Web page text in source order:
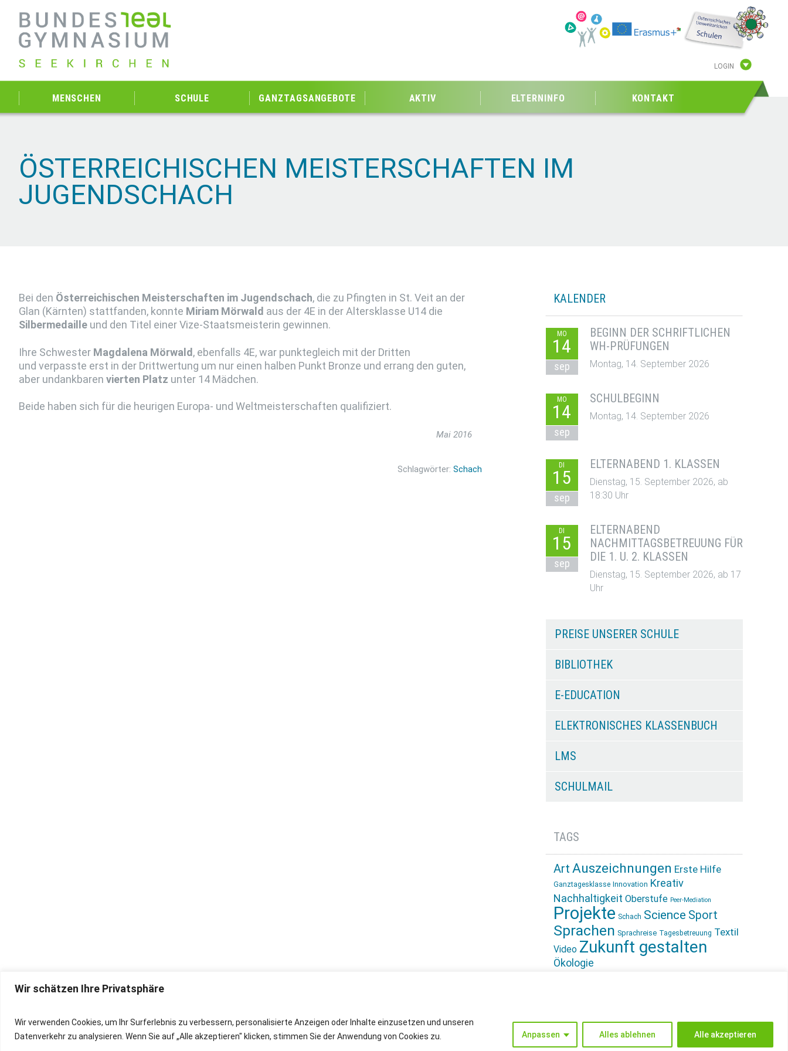
Wir schätzen Ihre Privatsphäre
Wir verwenden Cookies, um Ihr Surferlebnis zu verbessern, personalisierte Anzeigen oder Inhalte einzusetzen und unseren
Datenverkehr zu analysieren. Wenn Sie auf „Alle akzeptieren" klicken, stimmen Sie der Anwendung von Cookies zu.
Anpassen Alles ablehnen Alle akzeptieren
LOGIN
MENSCHEN SCHULE GANZTAGSANGEBOTE AKTIV ELTERNINFO KONTAKT
ÖSTERREICHISCHEN MEISTERSCHAFTEN IM
JUGENDSCHACH
Bei den Österreichischen Meisterschaften im Jugendschach, die zu Pfingten in St. Veit an der
Glan (Kärnten) stattfanden, konnte Miriam Mörwald aus der 4E in der Altersklasse U14 die
Silbermedaille und den Titel einer Vize-Staatsmeisterin gewinnen.
Ihre Schwester Magdalena Mörwald, ebenfalls 4E, war punktegleich mit der Dritten
und verpasste erst in der Drittwertung um nur einen halben Punkt Bronze und errang den guten,
aber undankbaren vierten Platz unter 14 Mädchen.
Beide haben sich für die heurigen Europa- und Weltmeisterschaften qualifiziert.
Mai 2016
Schlagwörter:Schach
KALENDER
MO
14
sep
BEGINN DER SCHRIFTLICHEN
WH-PRÜFUNGEN
Montag, 14. September 2026
MO
14
sep
SCHULBEGINN
Montag, 14. September 2026
DI
15
sep
ELTERNABEND 1. KLASSEN
Dienstag, 15. September 2026, ab
18:30 Uhr
DI
15
sep
ELTERNABEND
NACHMITTAGSBETREUUNG FÜR
DIE 1. U. 2. KLASSEN
Dienstag, 15. September 2026, ab 17
Uhr
PREISE UNSERER SCHULE
BIBLIOTHEK
E-EDUCATION
ELEKTRONISCHES KLASSENBUCH
LMS
SCHULMAIL
TAGS
Art Auszeichnungen Erste Hilfe
Ganztagesklasse Innovation Kreativ
Nachhaltigkeit Oberstufe Peer-Mediation
Projekte Schach Science Sport
Sprachen Sprachreise Tagesbetreuung Textil
Video Zukunft gestalten
Ökologie
IMPRESSUM
DATENSCHUTZ
INSTAGRAM